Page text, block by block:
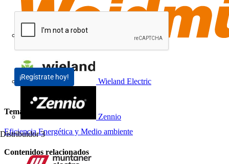
Wieland Electric
Zennio
Distribuidor 3
¡Regístrate hoy!
Temas
Eficiencia Energética y Medio ambiente
Contenidos relacionados